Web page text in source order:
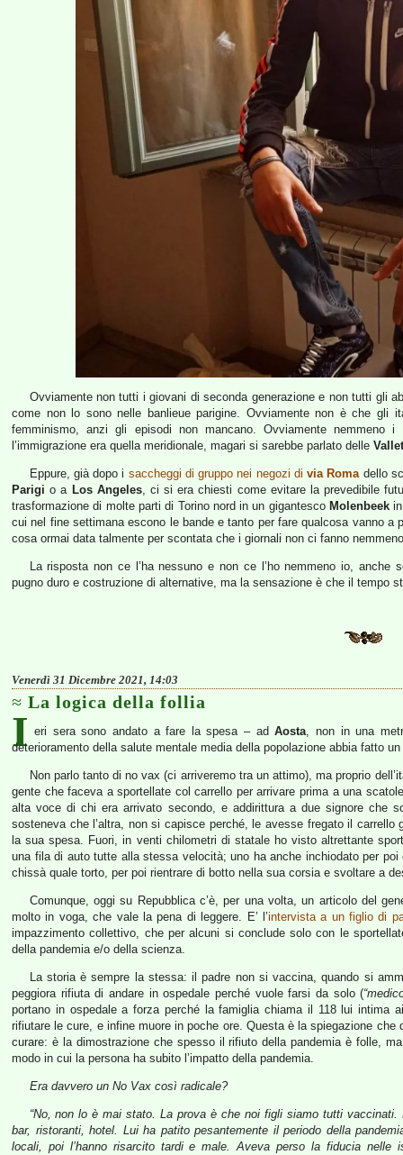
Ovviamente non tutti i giovani di seconda generazione e non tutti gli
come non lo sono nelle banlieue parigine. Ovviamente non è che gli
femminismo, anzi gli episodi non mancano. Ovviamente nemmeno
l’immigrazione era quella meridionale, magari si sarebbe parlato delle
Eppure, già dopo i saccheggi di gruppo nei negozi divia Romadello
Parigi o a Los Angeles, ci si era chiesti come evitare la prevedibile
trasformazione di molte parti di Torino nord in un gigantesco Molenbeek
cui nel fine settimana escono le bande e tanto per fare qualcosa vanno a
cosa ormai data talmente per scontata che i giornali non ci fanno
La risposta non ce l’ha nessuno e non ce l’ho nemmeno io,
pugno duro e costruzione di alternative, ma la sensazione è che il tempo
Venerdì 31 Dicembre 2021, 14:03
La logica della follia
I eri sera sono andato a fare la spesa – adAosta, non in una
deterioramento della salute mentale media della popolazione abbia fatto
Non parlo tanto di no vax (ci arriveremo tra un attimo), ma proprio
gente che faceva a sportellate col carrello per arrivare prima a una
alta voce di chi era arrivato secondo, e addirittura a due signore che
sosteneva che l’altra, non si capisce perché, le avesse fregato il
la sua spesa. Fuori, in venti chilometri di statale ho visto altrettante
una fila di auto tutte alla stessa velocità; uno ha anche inchiodato per
chissà quale torto, per poi rientrare di botto nella sua corsia e svoltare a
Comunque, oggi su Repubblica c’è, per una volta, un articolo del
molto in voga, che vale la pena di leggere. E’ l’intervista a un figlio di
impazzimento collettivo, che per alcuni si conclude solo con le
della pandemia e/o della scienza.
La storia è sempre la stessa: il padre non si vaccina, quando si
peggiora rifiuta di andare in ospedale perché vuole farsi da solo (
portano in ospedale a forza perché la famiglia chiama il 118 lui intima
rifiutare le cure, e infine muore in poche ore. Questa è la spiegazione
curare: è la dimostrazione che spesso il rifiuto della pandemia è folle,
modo in cui la persona ha subito l’impatto della pandemia.
Era davvero un No Vax così radicale?
“No, non lo è mai stato. La prova è che noi figli siamo tutti
bar, ristoranti, hotel. Lui ha patito pesantemente il periodo della
locali, poi l’hanno risarcito tardi e male. Aveva perso la fiducia nelle